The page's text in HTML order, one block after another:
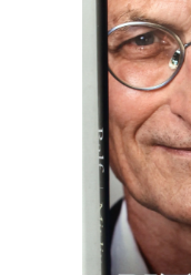
Erhverv
Europa
Fantasy /
Filosofi
Håndværk